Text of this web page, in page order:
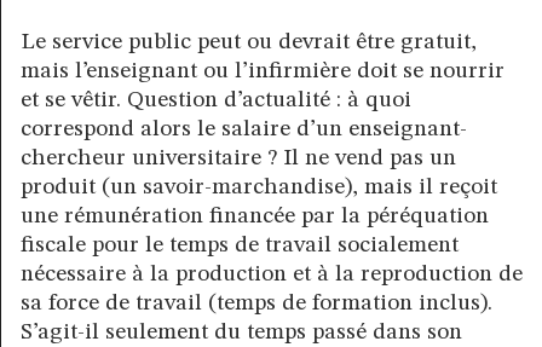
Le service public peut ou devrait être gratuit,
mais l’enseignant ou l’infirmière doit se nourrir
et se vêtir. Question d’actualité : à quoi
correspond alors le salaire d’un enseignant-
chercheur universitaire ? Il ne vend pas un
produit (un savoir-marchandise), mais il reçoit
une rémunération financée par la péréquation
fiscale pour le temps de travail socialement
nécessaire à la production et à la reproduction de
sa force de travail (temps de formation inclus).
S’agit-il seulement du temps passé dans son